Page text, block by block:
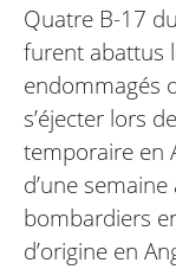
Quatre B-17
furent abattus
endommagés
s’éjecter lors
temporaire en
d’une
bombardiers
d’origine en